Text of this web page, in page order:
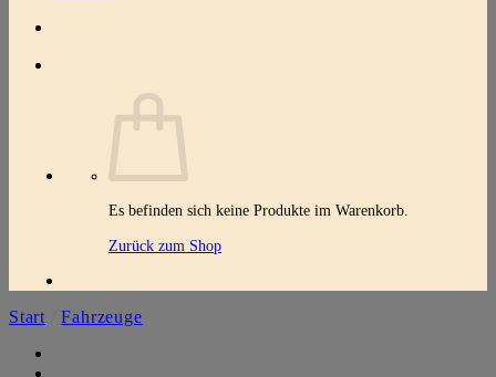
Es befinden sich keine Produkte im Warenkorb.
Zurück zum Shop
Start Fahrzeuge